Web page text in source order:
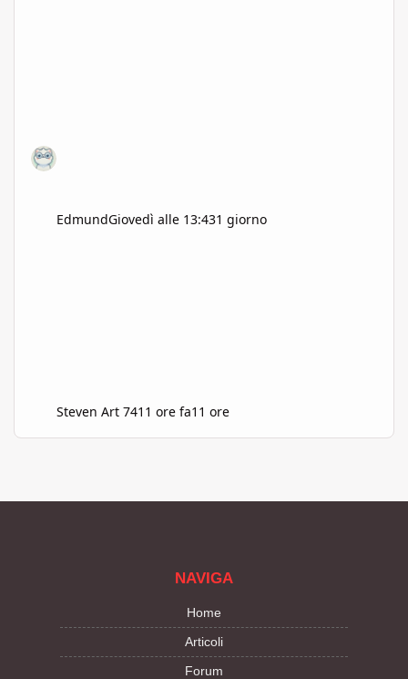
EdmundGiovedì alle 13:431 giorno
Steven Art 7411 ore fa11 ore
NAVIGA
Home
Articoli
Forum